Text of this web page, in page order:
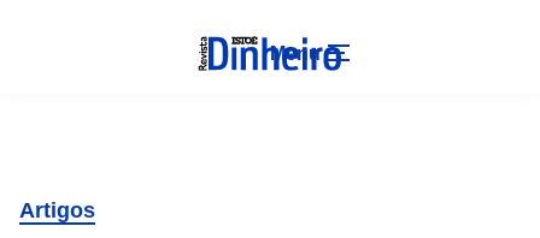
Menu
Artigos